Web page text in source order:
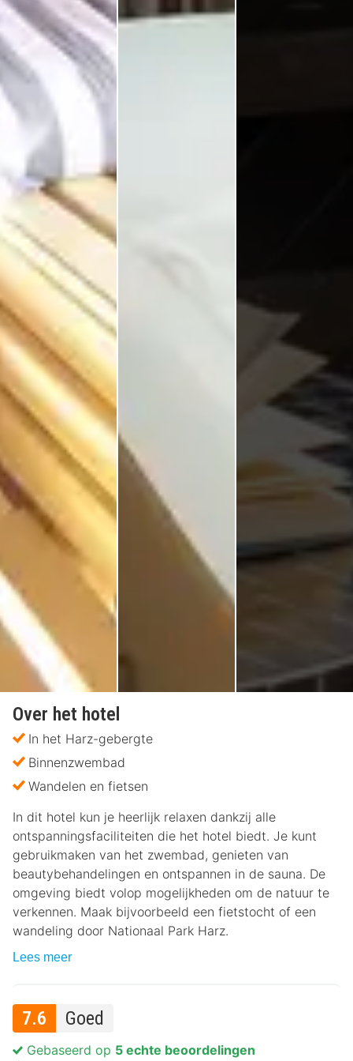
Over het hotel
In het Harz-gebergte
Binnenzwembad
Wandelen en fietsen
In dit hotel kun je heerlijk relaxen dankzij alle
ontspanningsfaciliteiten die het hotel biedt. Je kunt
gebruikmaken van het zwembad, genieten van
beautybehandelingen en ontspannen in de sauna. De
omgeving biedt volop mogelijkheden om de natuur te
verkennen. Maak bijvoorbeeld een fietstocht of een
wandeling door Nationaal Park Harz.
Lees meer
7.6 Goed
Gebaseerd op 5 echte beoordelingen